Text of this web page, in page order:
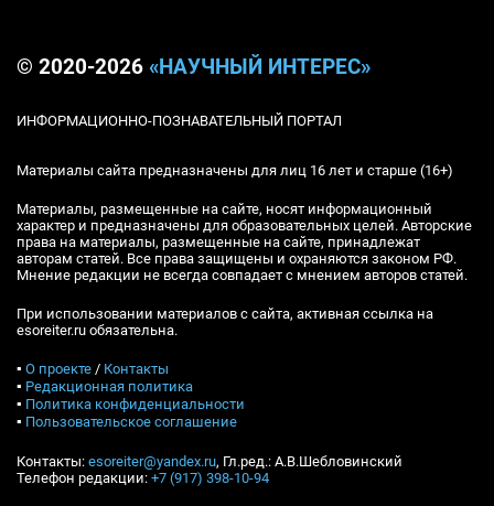
© 2020-2026 «НАУЧНЫЙ ИНТЕРЕС»
ИНФОРМАЦИОННО-ПОЗНАВАТЕЛЬНЫЙ ПОРТАЛ
Материалы сайта предназначены для лиц 16 лет и старше (16+)
Материалы, размещенные на сайте, носят информационный
характер и предназначены для образовательных целей. Авторские
права на материалы, размещенные на сайте, принадлежат
авторам статей. Все права защищены и охраняются законом РФ.
Мнение редакции не всегда совпадает с мнением авторов статей.
При использовании материалов с сайта, активная ссылка на
esoreiter.ru обязательна.
▪ О проекте / Контакты
▪ Редакционная политика
▪ Политика конфиденциальности
▪ Пользовательское соглашение
Контакты: esoreiter@yandex.ru, Гл.ред.: А.В.Шебловинский
Телефон редакции: +7 (917) 398-10-94